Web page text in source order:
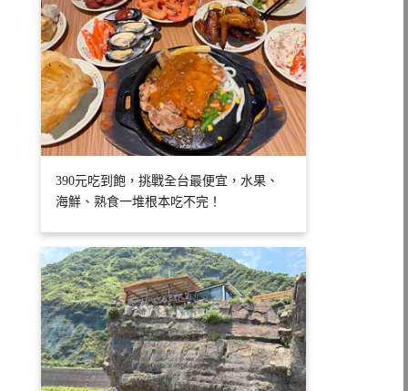
390元吃到飽，挑戰全台最便宜，水果、
海鮮、熟食一堆根本吃不完！